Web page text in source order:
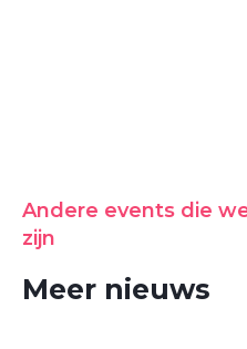
Andere events die
zijn
Meer nieuws